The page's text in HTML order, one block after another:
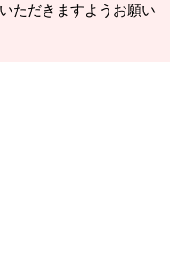
ただきますようお願い